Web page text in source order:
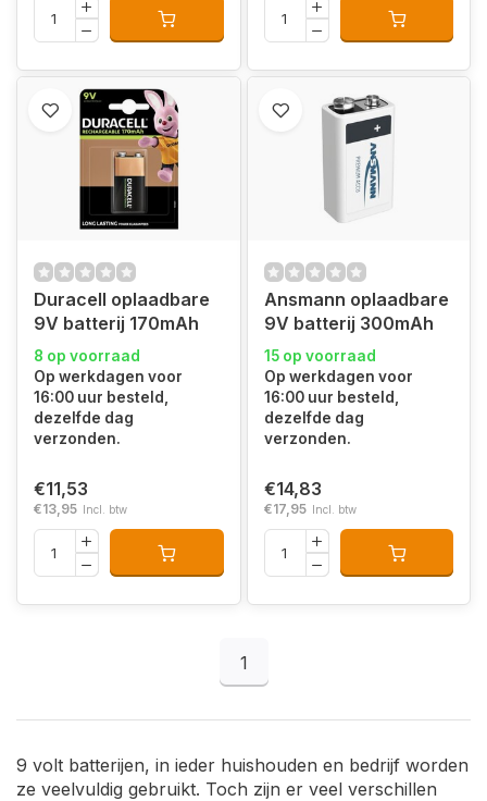
Duracell oplaadbare
9V batterij 170mAh
8 op voorraad
Op werkdagen voor
16:00 uur besteld,
dezelfde dag
verzonden.
€11,53
€13,95 Incl. btw
Ansmann oplaadbare
9V batterij 300mAh
15 op voorraad
Op werkdagen voor
16:00 uur besteld,
dezelfde dag
verzonden.
€14,83
€17,95 Incl. btw
1
9 volt batterijen, in ieder huishouden en bedrijf worden
ze veelvuldig gebruikt. Toch zijn er veel verschillen